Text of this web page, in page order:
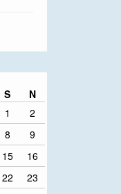
S
N
1
2
8
9
15
16
22
23